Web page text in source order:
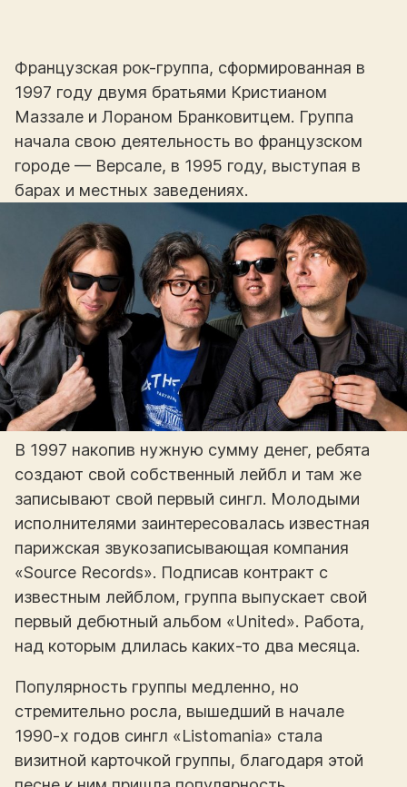
Французская рок-группа, сформированная в
1997 году двумя братьями Кристианом
Маззале и Лораном Бранковитцем. Группа
начала свою деятельность во французском
городе — Версале, в 1995 году, выступая в
барах и местных заведениях.
В 1997 накопив нужную сумму денег, ребята
создают свой собственный лейбл и там же
записывают свой первый сингл. Молодыми
исполнителями заинтересовалась известная
парижская звукозаписывающая компания
«Source Records». Подписав контракт с
известным лейблом, группа выпускает свой
первый дебютный альбом «United». Работа,
над которым длилась каких-то два месяца.
Популярность группы медленно, но
стремительно росла, вышедший в начале
1990-х годов сингл «Listomania» стала
визитной карточкой группы, благодаря этой